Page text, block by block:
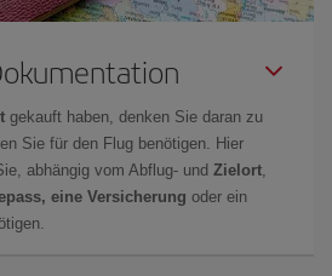
gekauft haben, denken Sie daran zu
Sie für den Flug benötigen. Hier
abhängig vom Abflug- und Zielort
eine Versicherung oder ein